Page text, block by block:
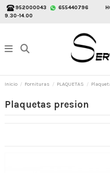
952000043 655440796
9.30-14.00
Inicio Fornituras PLAQUETAS
Plaquetas presion